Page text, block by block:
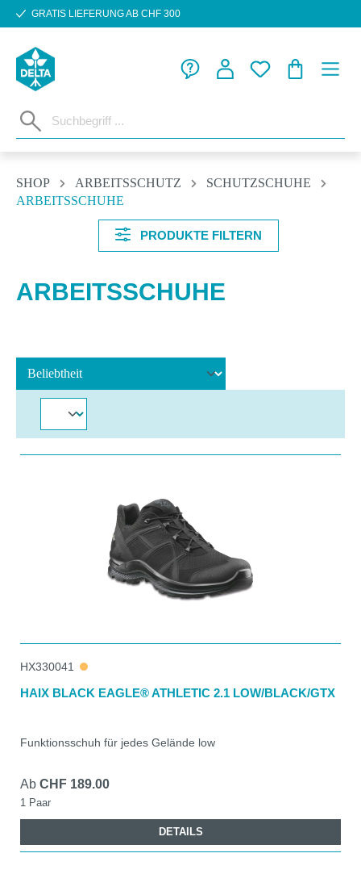
Zum Hauptinhalt springen
GRATIS LIEFERUNG AB CHF 300
SHOP ARBEITSSCHUTZ
SCHUTZSCHUHE
ARBEITSSCHUHE
PRODUKTE FILTERN
ARBEITSSCHUHE
HX330041
HAIX BLACK EAGLE® ATHLETIC 2.1 LOW/BLACK/GTX
Funktionsschuh für jedes Gelände low
Ab CHF 189.00
1 Paar
DETAILS